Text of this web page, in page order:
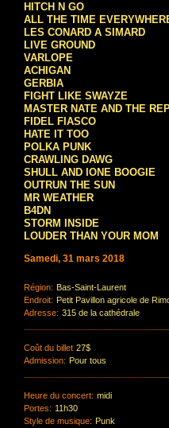
HITCH N GO
ALL THE TIME
LES CONARD A SIMARD
LIVE GROUND
VARLOPE
ACHIGAN
GERBIA
FIGHT LIKE SWAYZE
MASTER NATE AND THE
FIDEL FIASCO
HATE IT TOO
POLKA PUNK
CRAWLING DAWG
SHULL AND IONE BOOGIE
OUTRUN THE SUN
MR WEATHER
B4DN
STORM INSIDE
LOUDER THAN YOUR MOM
Samedi, 31 mars 2018
Région: Bas-Saint-Laurent
Endroit: Petit Pavillon agricole de
Adresse: 315 de la cathédrale
Coût du billet 27$
Admission: Pour tous
Heure du concert: midi
Portes: 11h30
Style de musique: Punk